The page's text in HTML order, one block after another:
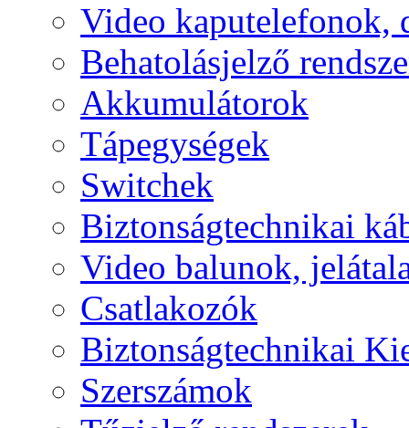
Video kaputelefonok,
Behatolásjelző
Akkumulátorok
Tápegységek
Switchek
Biztonságtechnikai
Video balunok,
Csatlakozók
Biztonságtechnikai
Szerszámok